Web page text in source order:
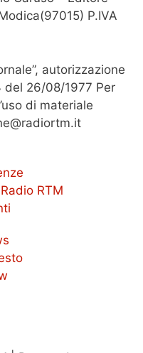
P.IVA
autorizzazione
del 26/08/1977 Per
di materiale
RTM